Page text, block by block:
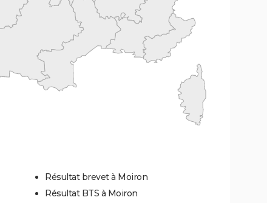
Résultat brevet à Moiron
Résultat BTS à Moiron